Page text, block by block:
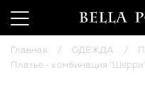
Главная ОДЕЖДА
Платье - комбинация